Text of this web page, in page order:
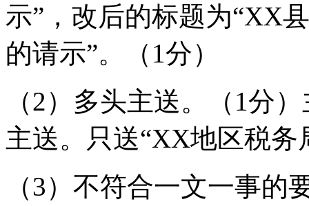
示”，改后的标题为“XX
的请示”。（1分）
（2）多头主送。（1分
主送。只送“XX地区税务
（3）不符合一文一事的